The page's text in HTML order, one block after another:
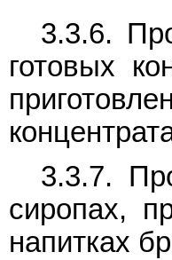
3.3.6.
готовых
3.3.7.
сиропах,
напитках